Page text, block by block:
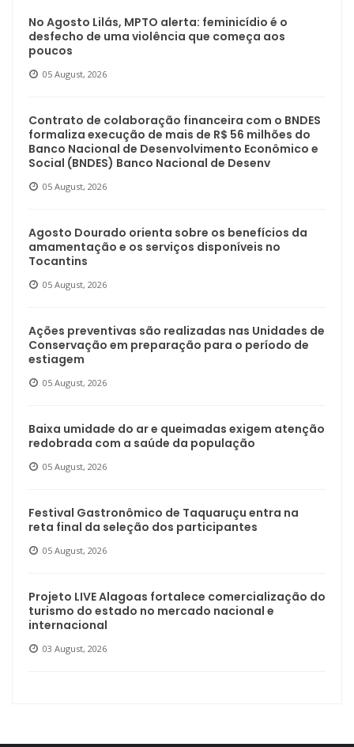
No Agosto Lilás, MPTO alerta: feminicídio é o
desfecho de uma violência que começa aos
poucos
05 August, 2026
Contrato de colaboração financeira com o BNDES
formaliza execução de mais de R$ 56 milhões do
Banco Nacional de Desenvolvimento Econômico e
Social (BNDES) Banco Nacional de Desenv
05 August, 2026
Agosto Dourado orienta sobre os benefícios da
amamentação e os serviços disponíveis no
Tocantins
05 August, 2026
Ações preventivas são realizadas nas Unidades de
Conservação em preparação para o período de
estiagem
05 August, 2026
Baixa umidade do ar e queimadas exigem atenção
redobrada com a saúde da população
05 August, 2026
Festival Gastronômico de Taquaruçu entra na
reta final da seleção dos participantes
05 August, 2026
Projeto LIVE Alagoas fortalece comercialização do
turismo do estado no mercado nacional e
internacional
03 August, 2026